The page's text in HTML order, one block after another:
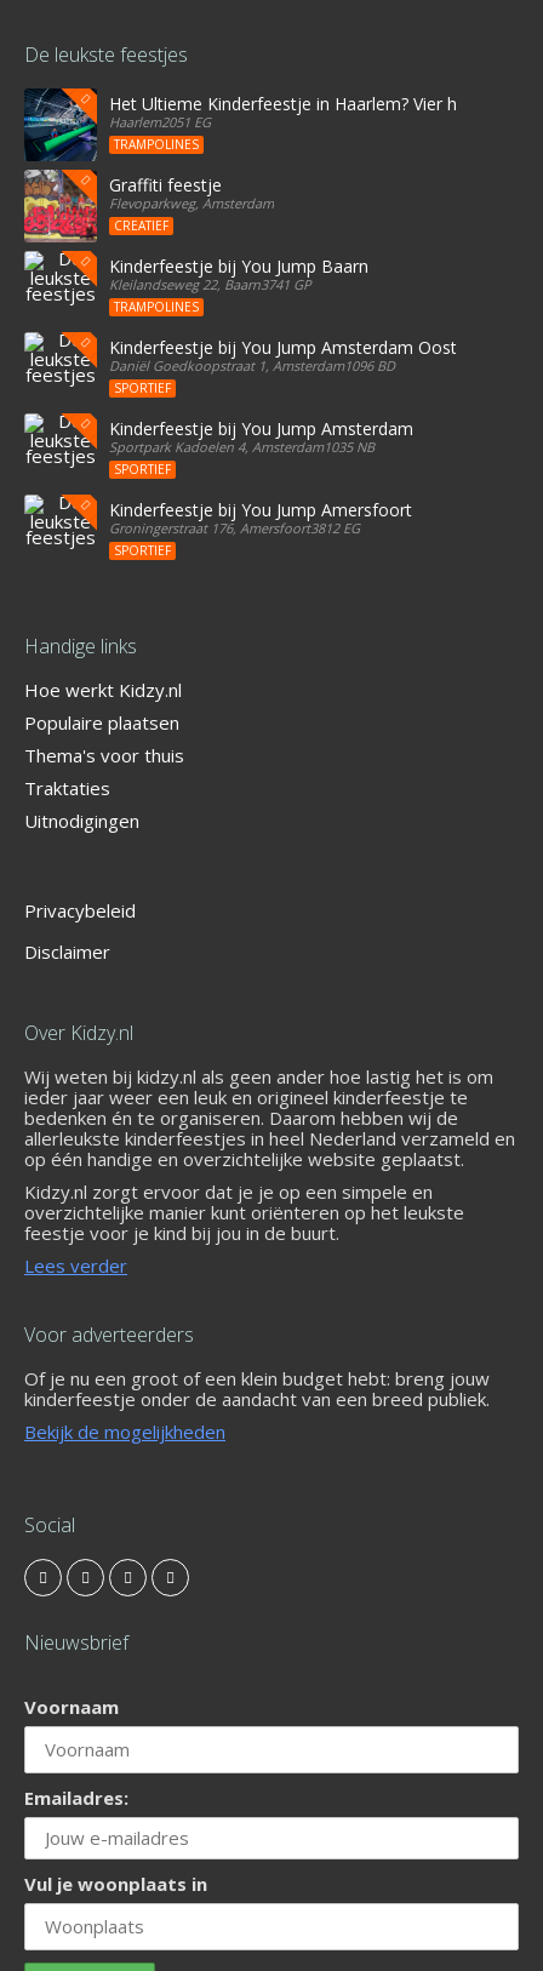
De leukste feestjes
Het Ultieme Kinderfeestje in Haarlem? Vier het bij
Haarlem2051 EG
TRAMPOLINES
Graffiti feestje
Flevoparkweg, Amsterdam
CREATIEF
Kinderfeestje bij You Jump Baarn
Kleilandseweg 22, Baarn3741 GP
TRAMPOLINES
Kinderfeestje bij You Jump Amsterdam Oost
Daniël Goedkoopstraat 1, Amsterdam1096 BD
SPORTIEF
Kinderfeestje bij You Jump Amsterdam
Sportpark Kadoelen 4, Amsterdam1035 NB
SPORTIEF
Kinderfeestje bij You Jump Amersfoort
Groningerstraat 176, Amersfoort3812 EG
SPORTIEF
Handige links
Hoe werkt Kidzy.nl
Populaire plaatsen
Thema's voor thuis
Traktaties
Uitnodigingen
Privacybeleid
Disclaimer
Over Kidzy.nl
Wij weten bij kidzy.nl als geen ander hoe lastig het is om
ieder jaar weer een leuk en origineel kinderfeestje te
bedenken én te organiseren. Daarom hebben wij de
allerleukste kinderfeestjes in heel Nederland verzameld en
op één handige en overzichtelijke website geplaatst.
Kidzy.nl zorgt ervoor dat je je op een simpele en
overzichtelijke manier kunt oriënteren op het leukste
feestje voor je kind bij jou in de buurt.
Lees verder
Voor adverteerders
Of je nu een groot of een klein budget hebt: breng jouw
kinderfeestje onder de aandacht van een breed publiek.
Bekijk de mogelijkheden
Social
Nieuwsbrief
Voornaam
Emailadres:
Vul je woonplaats in